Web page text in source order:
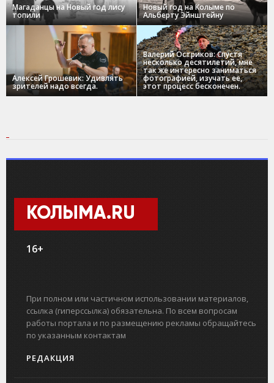
Магаданцы на Новый год лису
топили
Новый год на Колыме по
Альберту Эйнштейну
Алексей Грошевик: Удивлять
зрителей надо всегда.
Валерий Остриков: Спустя
несколько десятилетий, мне
так же интересно заниматься
фотографией, изучать ее,
этот процесс бесконечен.
КОЛЫМА.RU
16+
При полном или частичном использовании материалов,
ссылка (гиперссылка) обязательна. По всем вопросам
работы портала и по размещению рекламы обращайтесь
по указанным контактам
РЕДАКЦИЯ